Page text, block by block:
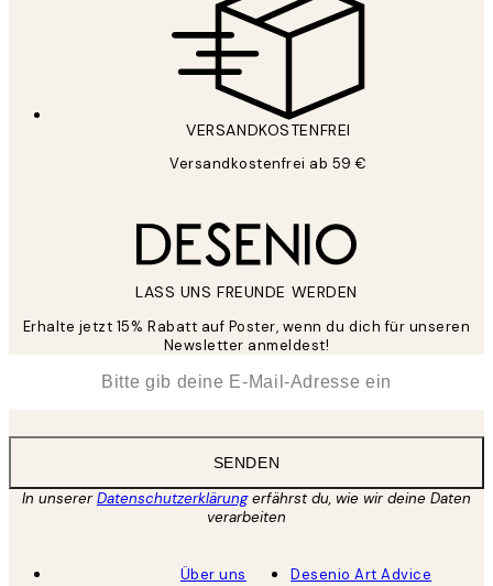
VERSANDKOSTENFREI
Versandkostenfrei ab 59 €
LASS UNS FREUNDE WERDEN
Erhalte jetzt 15% Rabatt auf Poster, wenn du dich für unseren
Newsletter anmeldest!
SENDEN
In unsererDatenschutzerklärungerfährst du, wie wir deine Daten
verarbeiten
Über uns
Desenio Art Advice